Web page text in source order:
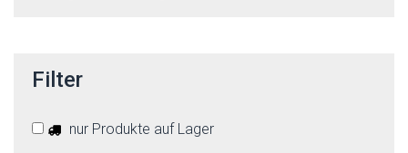
Filter
nur Produkte auf Lager